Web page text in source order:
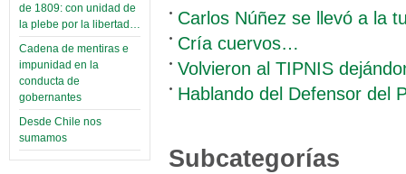
de 1809: con unidad de
la plebe por la libertad…
Cadena de mentiras e
impunidad en la
conducta de
gobernantes
Desde Chile nos
sumamos
Carlos Núñez se llevó a la
Cría cuervos…
Volvieron al TIPNIS
Hablando del Defensor del
Subcategorías